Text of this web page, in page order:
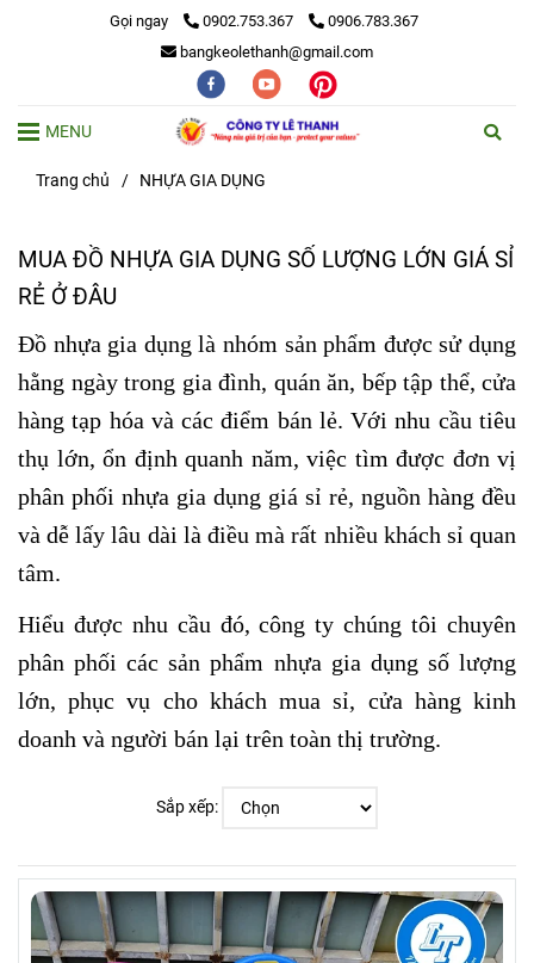
Gọi ngay 0902.753.367
0906.783.367
bangkeolethanh@gmail.com
MENU
Trang chủ / NHỰA GIA DỤNG
MUA ĐỒ NHỰA GIA DỤNG SỐ LƯỢNG LỚN GIÁ SỈ
RẺ Ở ĐÂU
Đồ nhựa gia dụng là nhóm sản phẩm được sử dụng
hằng ngày trong gia đình, quán ăn, bếp tập thể, cửa
hàng tạp hóa và các điểm bán lẻ. Với nhu cầu tiêu
thụ lớn, ổn định quanh năm, việc tìm được đơn vị
phân phối nhựa gia dụng giá sỉ rẻ, nguồn hàng đều
và dễ lấy lâu dài là điều mà rất nhiều khách sỉ quan
tâm.
Hiểu được nhu cầu đó, công ty chúng tôi chuyên
phân phối các sản phẩm nhựa gia dụng số lượng
lớn, phục vụ cho khách mua sỉ, cửa hàng kinh
doanh và người bán lại trên toàn thị trường.
Sắp xếp: